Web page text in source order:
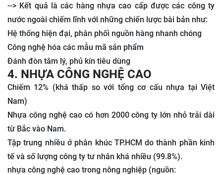
--> Kết quả là các hàng nhựa cao cấp được các công ty
nước ngoài chiếm lĩnh với những chiến lược bài bản như:
Hệ thống hiện đại, phân phối nguồn hàng nhanh chóng
Công nghệ hóa các mẫu mã sản phẩm
Đánh đòn tâm lý, phủ kín tiêu dùng
4. NHỰA CÔNG NGHỆ CAO
Chiếm 12% (khá thấp so với tổng cơ cấu nhựa tại Việt
Nam)
Nhựa công nghệ cao có hơn 2000 công ty lớn nhỏ trải dài
từ Bắc vào Nam.
Tập trung nhiều ở phân khúc TP.HCM do thành phần kinh
tế và số lượng công ty tư nhân khá nhiều (99.8%).
nhựa công nghệ cao trong nông nghiệp (nguồn: